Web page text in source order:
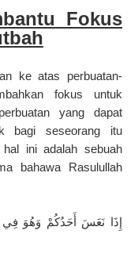
Fokus
ke atas perbuatan-
fokus untuk
yang dapat
bagi seseorang itu
ini adalah sebuah
bahawa Rasulullah